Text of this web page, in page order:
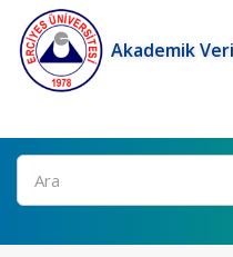
Akademik
Ara